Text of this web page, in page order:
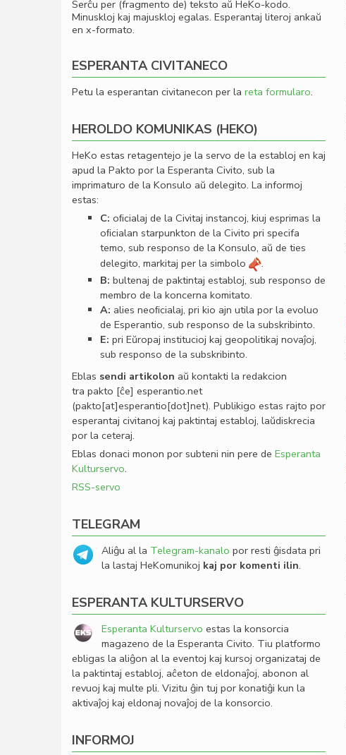
Serĉu per (fragmento de) teksto aŭ HeKo-kodo.
Minuskloj kaj majuskloj egalas. Esperantaj literoj ankaŭ
en x-formato.
ESPERANTA CIVITANECO
Petu la esperantan civitanecon per la reta formularo.
HEROLDO KOMUNIKAS (HEKO)
HeKo estas retagentejo je la servo de la establoj en kaj
apud la Pakto por la Esperanta Civito, sub la
imprimaturo de la Konsulo aŭ delegito. La informoj
estas:
C: oﬁcialaj de la Civitaj instancoj, kiuj esprimas la
oﬁcialan starpunkton de la Civito pri specifa
temo, sub responso de la Konsulo, aŭ de ties
delegito, markitaj per la simbolo
.
B: bultenaj de paktintaj establoj, sub responso de
membro de la koncerna komitato.
A: alies neoﬁcialaj, pri kio ajn utila por la evoluo
de Esperantio, sub responso de la subskribinto.
E: pri Eŭropaj institucioj kaj geopolitikaj novaĵoj,
sub responso de la subskribinto.
Eblas sendi artikolon aŭ kontakti la redakcion
tra pakto [ĉe] esperantio.net
(pakto[at]esperantio[dot]net). Publikigo estas rajto por
esperantaj civitanoj kaj paktintaj establoj, laŭdiskrecia
por la ceteraj.
Eblas donaci monon por subteni nin pere de Esperanta
Kulturservo.
RSS-servo
TELEGRAM
Aliĝu al la Telegram-kanalo por resti ĝisdata pri
la lastaj HeKomunikoj kaj por komenti ilin.
ESPERANTA KULTURSERVO
Esperanta Kulturservo estas la konsorcia
magazeno de la Esperanta Civito. Tiu platformo
ebligas la aliĝon al la eventoj kaj kursoj organizataj de
la paktintaj establoj, aĉeton de eldonaĵoj, abonon al
revuoj kaj multe pli. Vizitu ĝin tuj por konatiĝi kun la
aktivaĵoj kaj eldonaj novaĵoj de la konsorcio.
INFORMOJ